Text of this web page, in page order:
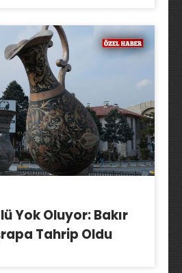
Yok Oluyor: Bakır
Tahrip Oldu